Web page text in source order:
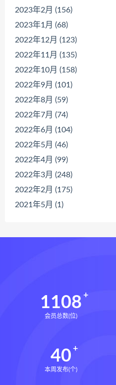
2023年2月 (156)
2023年1月 (68)
2022年12月 (123)
2022年11月 (135)
2022年10月 (158)
2022年9月 (101)
2022年8月 (59)
2022年7月 (74)
2022年6月 (104)
2022年5月 (46)
2022年4月 (99)
2022年3月 (248)
2022年2月 (175)
2021年5月 (1)
1108
会员总数(位)
40
本周发布(个)